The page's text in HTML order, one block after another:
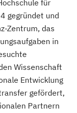
für
gegründet und
Zentrum, das
in
Wissenschaft
Entwicklung
gefördert,
Partnern